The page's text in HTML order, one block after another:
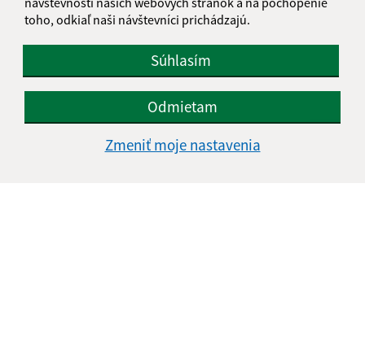
toho, odkiaľ naši návštevníci prichádzajú.
Súhlasím
Odmietam
Zmeniť moje nastavenia
IČO: 00332411